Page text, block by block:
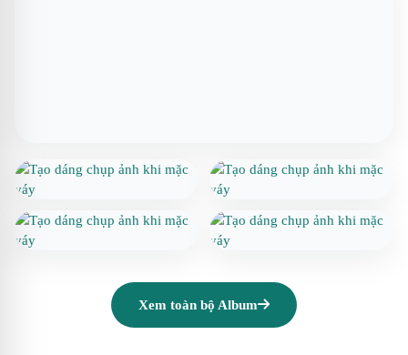
Xem toàn bộ Album